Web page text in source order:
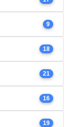
9
18
21
16
19